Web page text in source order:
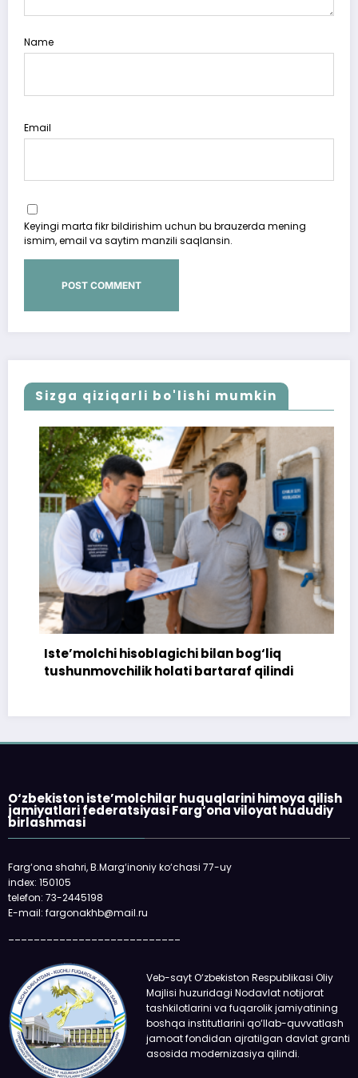
Name
Email
Keyingi marta fikr bildirishim uchun bu brauzerda mening
ismim, email va saytim manzili saqlansin.
Sizga qiziqarli bo'lishi mumkin
Iste’molchi hisoblagichi bilan bog‘liq
tushunmovchilik holati bartaraf qilindi
O‘zbekiston iste’molchilar huquqlarini himoya qilish
jamiyatlari federatsiyasi Farg‘ona viloyat hududiy
birlashmasi
Farg‘ona shahri, B.Marg‘inoniy ko‘chasi 77-uy
index: 150105
telefon: 73-2445198
E-mail: fargonakhb@mail.ru
Veb-sayt O‘zbekiston Respublikasi Oliy
Majlisi huzuridagi Nodavlat notijorat
tashkilotlarini va fuqarolik jamiyatining
boshqa institutlarini qo‘llab-quvvatlash
jamoat fondidan ajratilgan davlat granti
asosida modernizasiya qilindi.